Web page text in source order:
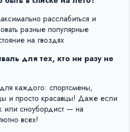
расслабиться и
разные популярные
на гвоздях
для тех, кто ни разу не
каждого: спортсмены,
и просто красавцы! Даже если
или сноубордист — на
всех!